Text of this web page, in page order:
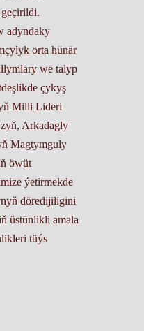
adyndaky
orta hünär
we talyp
çykyş
Milli Lideri
Arkadagly
Magtymguly
öwüt
ýetirmekde
döredijiligini
üstünlikli amala
tüýs